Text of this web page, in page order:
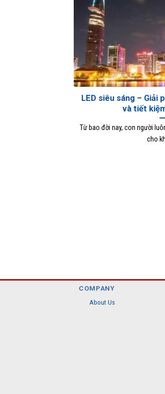
LED siêu sáng – Giải
và tiết
Từ bao đời nay, con người
cho
COMPANY
About Us